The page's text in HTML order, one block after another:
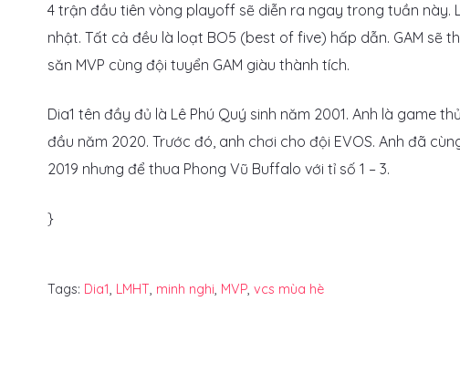
4 trận đầu tiên vòng playoff sẽ diễn ra ngay trong tuần này.
nhật. Tất cả đều là loạt BO5 (best of five) hấp dẫn. GAM sẽ
săn MVP cùng đội tuyển GAM giàu thành tích.
Dia1 tên đầy đủ là Lê Phú Quý sinh năm 2001. Anh là game
đầu năm 2020. Trước đó, anh chơi cho đội EVOS. Anh đã
2019 nhưng để thua Phong Vũ Buffalo với tỉ số 1 – 3.
}
Tags: Dia1, LMHT, minh nghi, MVP, vcs mùa hè